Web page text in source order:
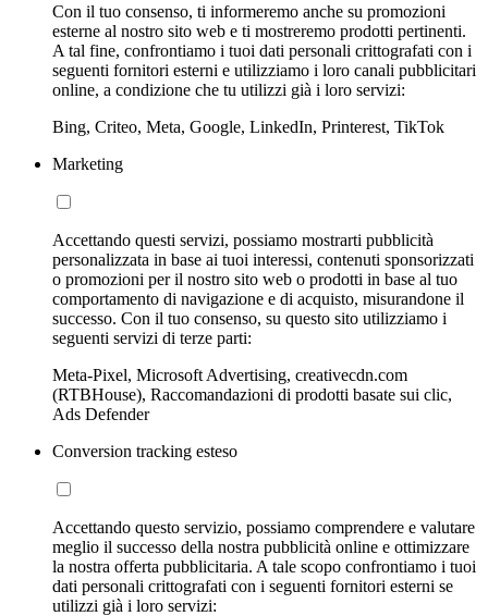
Con il tuo consenso, ti informeremo anche su promozioni
esterne al nostro sito web e ti mostreremo prodotti pertinenti.
A tal fine, confrontiamo i tuoi dati personali crittografati con i
seguenti fornitori esterni e utilizziamo i loro canali pubblicitari
online, a condizione che tu utilizzi già i loro servizi:
Bing, Criteo, Meta, Google, LinkedIn, Printerest, TikTok
Marketing
Accettando questi servizi, possiamo mostrarti pubblicità
personalizzata in base ai tuoi interessi, contenuti sponsorizzati
o promozioni per il nostro sito web o prodotti in base al tuo
comportamento di navigazione e di acquisto, misurandone il
successo. Con il tuo consenso, su questo sito utilizziamo i
seguenti servizi di terze parti:
Meta-Pixel, Microsoft Advertising, creativecdn.com
(RTBHouse), Raccomandazioni di prodotti basate sui clic,
Ads Defender
Conversion tracking esteso
Accettando questo servizio, possiamo comprendere e valutare
meglio il successo della nostra pubblicità online e ottimizzare
la nostra offerta pubblicitaria. A tale scopo confrontiamo i tuoi
dati personali crittografati con i seguenti fornitori esterni se
utilizzi già i loro servizi: